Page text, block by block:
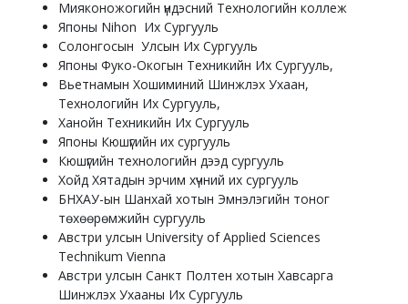
Мияконожогийн үндэсний Технологийн коллеж
Японы Nihon Их Сургууль
Солонгосын Улсын Их Сургууль
Японы Фуко-Окогын Техникийн Их Сургууль,
Вьетнамын Хошиминий Шинжлэх Ухаан,
Технологийн Их Сургууль,
Ханойн Техникийн Их Сургууль
Японы Кюшүгийн их сургууль
Кюшүгийн технологийн дээд сургууль
Хойд Хятадын эрчим хүчний их сургууль
БНХАУ-ын Шанхай хотын Эмнэлэгийн тоног
төхөөрөмжийн сургууль
Австри улсын University of Applied Sciences
Technikum Vienna
Австри улсын Санкт Полтен хотын Хавсарга
Шинжлэх Ухааны Их Сургууль